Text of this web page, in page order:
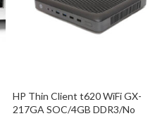
HP Thin Client t620 WiFi GX-
217GA SOC/4GB DDR3/No